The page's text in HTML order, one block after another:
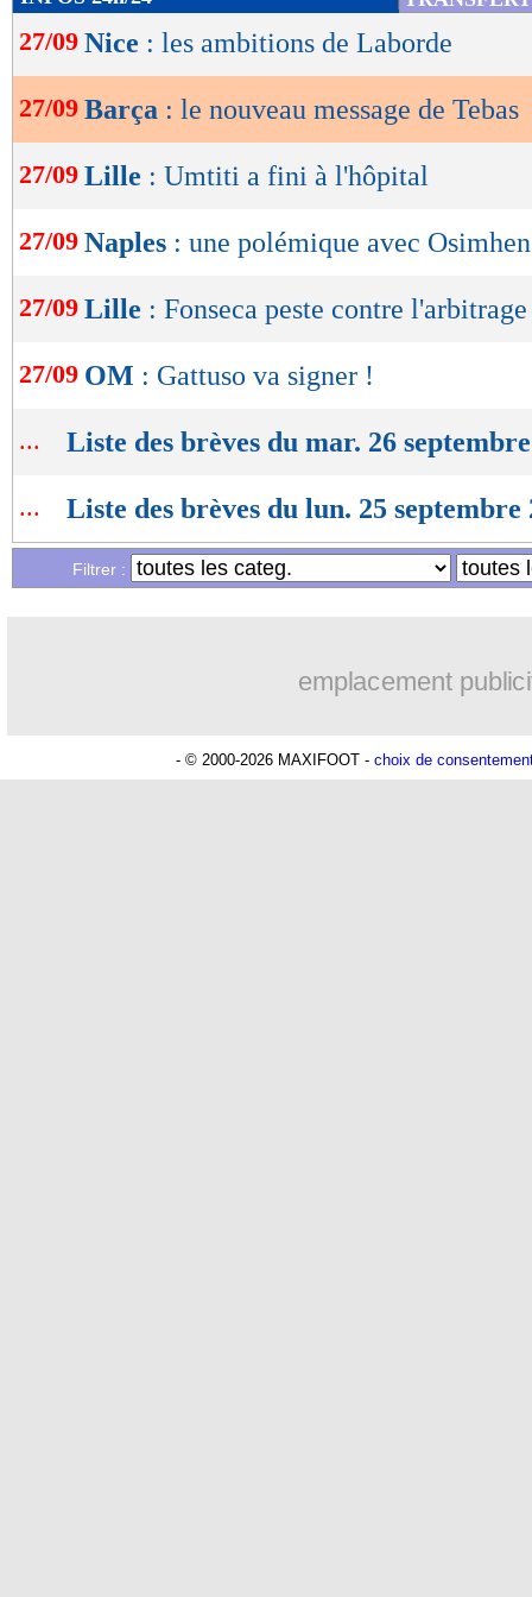
de
lecture
OK
27/09 Nice : les ambitions de Laborde
27/09 Barça : le nouveau message de Tebas
27/09 Lille : Umtiti a fini à l'hôpital
27/09 Naples : une polémique avec Osimhen
27/09 Lille : Fonseca peste contre l'arbitrage
27/09 OM : Gattuso va signer !
... Liste des brèves du mar. 26
... Liste des brèves du lun. 25 septembre
Filtrer :
emplacement
- © 2000-2026 MAXIFOOT - choix de